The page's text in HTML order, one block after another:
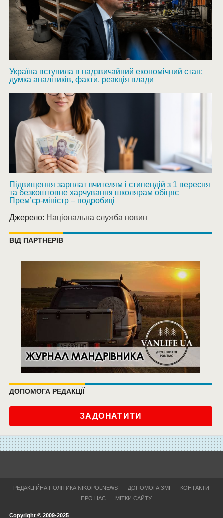
Україна вступила в надзвичайний економічний стан:
думка аналітиків, факти, реакція влади
Підвищення зарплат вчителям і стипендій з 1 вересня
та безкоштовне харчування школярам обіцяє
Прем’єр-міністр – подробиці
Джерело: Національна служба новин
ВІД ПАРТНЕРІВ
ДОПОМОГА РЕДАКЦІЇ
ЗАДОНАТИТИ
РЕДАКЦІЙНА ПОЛІТИКА NIKOPOLNEWS ДОПОМОГА ЗМІ
КОНТАКТИ
ПРО НАС
МІТКИ САЙТУ
Copyright © 2009-2025